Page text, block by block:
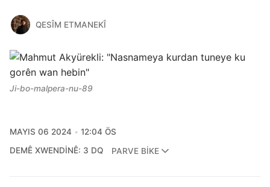
QESÎM ETMANEKÎ
Ji-bo-malpera-nu-89
MAYIS 06 2024
12:04 ÖS
DEMÊ XWENDINÊ: 3 DQ
PARVE BIKE